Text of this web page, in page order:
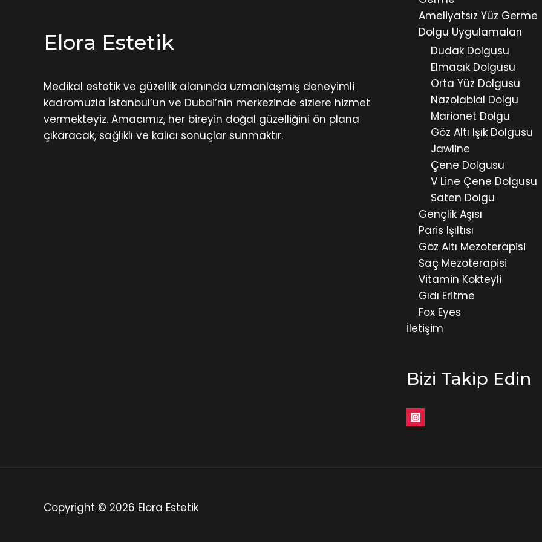
Elora Estetik
Medikal estetik ve güzellik alanında uzmanlaşmış deneyimli
kadromuzla İstanbul’un ve Dubai’nin merkezinde sizlere hizmet
vermekteyiz. Amacımız, her bireyin doğal güzelliğini ön plana
çıkaracak, sağlıklı ve kalıcı sonuçlar sunmaktır.
Ameliyatsız Yüz Germe
Dolgu Uygulamaları
Dudak Dolgusu
Elmacık Dolgusu
Orta Yüz Dolgusu
Nazolabial Dolgu
Marionet Dolgu
Göz Altı Işık Dolgusu
Jawline
Çene Dolgusu
V Line Çene Dolgusu
Saten Dolgu
Gençlik Aşısı
Paris Işıltısı
Göz Altı Mezoterapisi
Saç Mezoterapisi
Vitamin Kokteyli
Gıdı Eritme
Fox Eyes
İletişim
Bizi Takip Edin
Copyright © 2026 Elora Estetik